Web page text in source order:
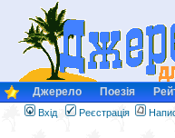
Джерело Поезія
Вхід Реєстрація